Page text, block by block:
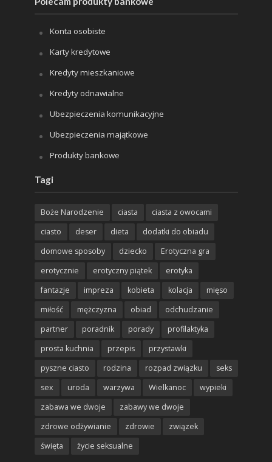
Konta osobiste
Karty kredytowe
Kredyty mieszkaniowe
Kredyty odnawialne
Ubezpieczenia komunikacyjne
Ubezpieczenia majątkowe
Produkty bankowe
Tagi
Boże Narodzenie ciasta
ciasta z owocami
ciasto
deser dieta
dodatki do obiadu
domowe sposoby
dziecko
Erotyczna gra
erotycznie
erotyczny piątek
erotyka
fantazje
impreza kobieta kolacja
mięso
miłość
mężczyzna obiad
odchudzanie
partner
poradnik porady
profilaktyka
prosta kuchnia
przepis
przystawki
pyszne ciasto
rodzina rozpad związku
seks
sex
uroda warzywa Wielkanoc
wypieki
zabawa we dwoje
zabawy we dwoje
zdrowe odżywianie
zdrowie
związek
święta
życie seksualne